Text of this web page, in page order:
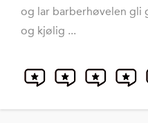
og lar barberhøvelen gli
og kjølig ...